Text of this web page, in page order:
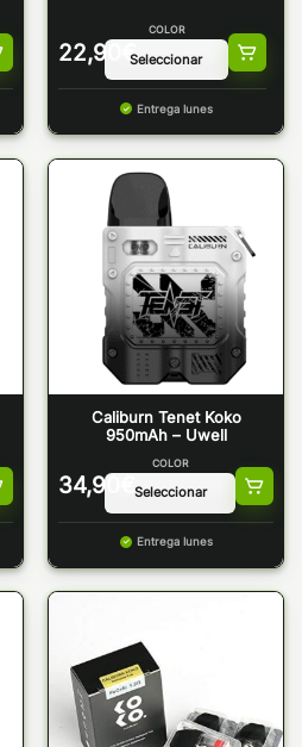
22,90 €
COLOR
Entrega lunes
Caliburn Tenet Koko
950mAh – Uwell
34,90
COLOR
Entrega lunes